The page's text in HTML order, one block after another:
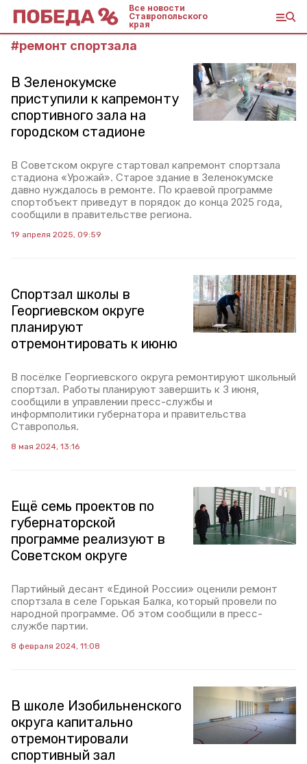
Все новости
Ставропольского
края
#ремонт спортзала
В Зеленокумске
приступили к капремонту
спортивного зала на
городском стадионе
В Советском округе стартовал капремонт спортзала
стадиона «Урожай». Старое здание в Зеленокумске
давно нуждалось в ремонте. По краевой программе
спортобъект приведут в порядок до конца 2025 года,
сообщили в правительстве региона.
19 апреля 2025, 09:59
Спортзал школы в
Георгиевском округе
планируют
отремонтировать к июню
В посёлке Георгиевского округа ремонтируют школьный
спортзал. Работы планируют завершить к 3 июня,
сообщили в управлении пресс-службы и
информполитики губернатора и правительства
Ставрополья.
8 мая 2024, 13:16
Ещё семь проектов по
губернаторской
программе реализуют в
Советском округе
Партийный десант «Единой России» оценили ремонт
спортзала в селе Горькая Балка, который провели по
народной программе. Об этом сообщили в пресс-
службе партии.
8 февраля 2024, 11:08
В школе Изобильненского
округа капитально
отремонтировали
спортивный зал